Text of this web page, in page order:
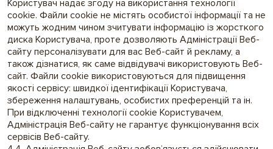
Користувач надає згоду на використання технології
cookie. Файли cookie не містять особистої інформації та не
можуть жодним чином зчитувати інформацію із жорсткого
диска Користувача, проте дозволяють Адміністрації Веб-
сайту персоналізувати для вас Веб-сайт й рекламу, а
також дізнатися, як саме відвідувачі використовують Веб-
сайт. Файли cookie використовуються для підвищення
якості сервісу: швидкої ідентифікації Користувача,
збереження налаштувань, особистих преференцій та ін.
При відключенні технології cookie Користувачем,
Адміністрація Веб-сайту не гарантує функціонування всіх
сервісів Веб-сайту.